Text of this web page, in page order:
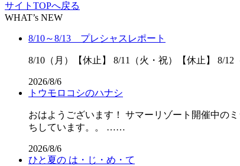
サイトTOPへ戻る
WHAT’s NEW
8/10～8/13 プレシャスレポート
8/10（月）【休止】 8/11（火・祝）【休止】 8/
2026/8/6
トウモロコシのハナシ
おはようございます！ サマーリゾート開催中の
ちしています。。 ……
2026/8/6
ひと夏の は・じ・め・て